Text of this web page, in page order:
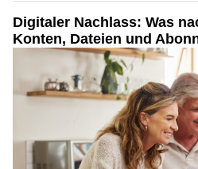
Digitaler Nachlass: Was
Konten, Dateien und